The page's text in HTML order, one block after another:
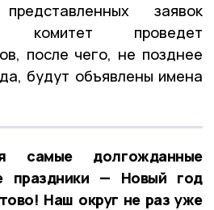
заявок
комитет проведет
после чего, не позднее
будут объявлены имена
самые долгожданные
праздники — Новый год
Наш округ не раз уже